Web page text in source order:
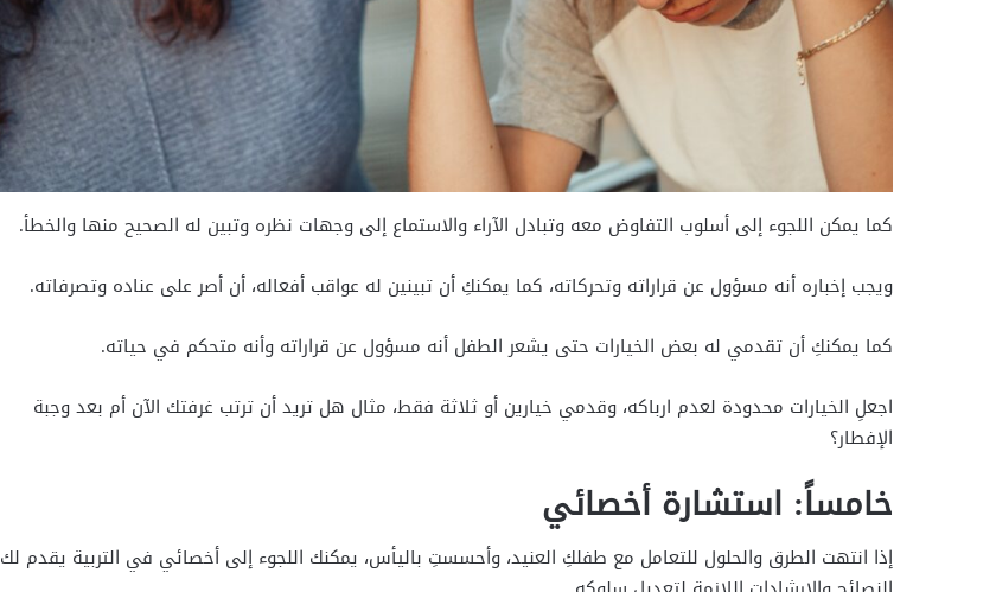
كما يمكن اللجوء إلى أسلوب التفاوض معه وتبادل الآراء والاستماع إلى وجهات نظره وتبين له الصحيح منها والخطأ.
ويجب إخباره أنه مسؤول عن قراراته وتحركاته، كما يمكنكِ أن تبينين له عواقب أفعاله، أن أصر على عناده وتصرفاته.
كما يمكنكِ أن تقدمي له بعض الخيارات حتى يشعر الطفل أنه مسؤول عن قراراته وأنه متحكم في حياته.
اجعلِ الخيارات محدودة لعدم ارباكه، وقدمي خيارين أو ثلاثة فقط، مثال هل تريد أن ترتب غرفتك الآن أم بعد وجبة
الإفطار؟
خامساً: استشارة أخصائي
إذا انتهت الطرق والحلول للتعامل مع طفلكِ العنيد، وأحسستِ باليأس، يمكنك اللجوء إلى أخصائي في التربية يقدم لك